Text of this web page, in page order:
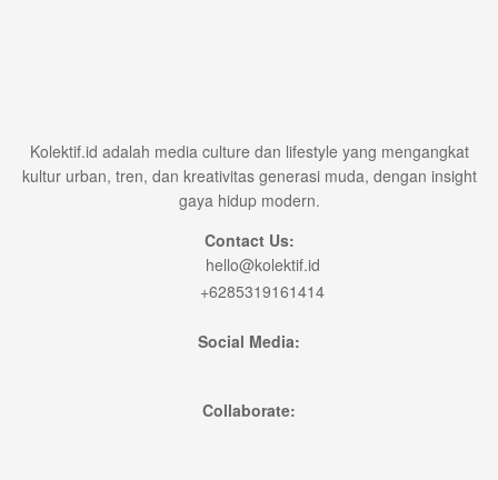
Kolektif.id adalah media culture dan lifestyle yang mengangkat
kultur urban, tren, dan kreativitas generasi muda, dengan insight
gaya hidup modern.
Contact Us:
hello@kolektif.id
+6285319161414
Social Media:
Collaborate: